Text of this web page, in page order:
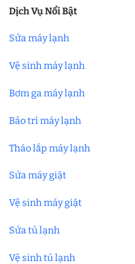
Dịch Vụ Nổi Bật
Sửa máy lạnh
Vệ sinh máy lạnh
Bơm ga máy lạnh
Bảo trì máy lạnh
Tháo lắp máy lạnh
Sửa máy giặt
Vệ sinh máy giặt
Sửa tủ lạnh
Vệ sinh tủ lạnh